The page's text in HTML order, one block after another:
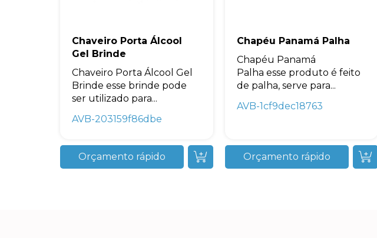
Chaveiro Porta Álcool
Gel Brinde
Chaveiro Porta Álcool Gel
Brinde esse brinde pode
ser utilizado para...
AVB-203159f86dbe
Orçamento rápido
Chapéu Panamá Palha
Chapéu Panamá
Palha esse produto é feito
de palha, serve para...
AVB-1cf9dec18763
Orçamento rápido